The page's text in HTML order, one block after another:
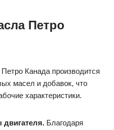
Петро
Канада производится
масел и добавок, что
характеристики.
Благодаря